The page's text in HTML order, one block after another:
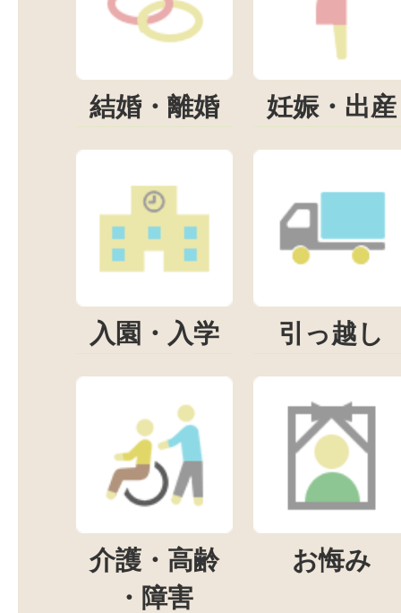
結婚・離婚 妊娠・出産
入園・入学 引っ越し
介護・高齢
・障害
お悔み